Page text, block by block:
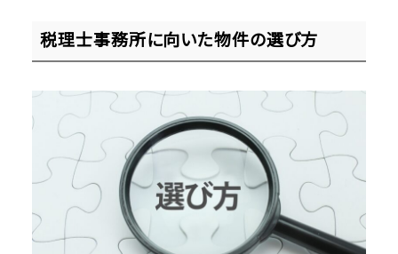
税理士事務所に向いた物件の選び方